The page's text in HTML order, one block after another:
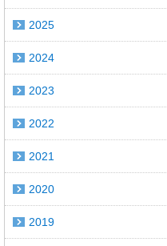
2025
2024
2023
2022
2021
2020
2019